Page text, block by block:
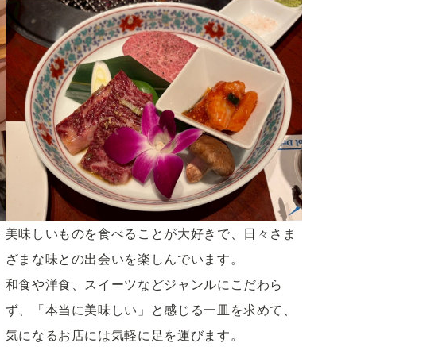
美味しいものを食べることが大好きで、日々さま
ざまな味との出会いを楽しんでいます。
和食や洋食、スイーツなどジャンルにこだわら
ず、「本当に美味しい」と感じる一皿を求めて、
気になるお店には気軽に足を運びます。